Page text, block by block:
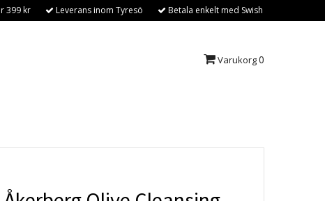
399 kr Leverans inom Tyresö Betala enkelt med Swish
Varukorg0